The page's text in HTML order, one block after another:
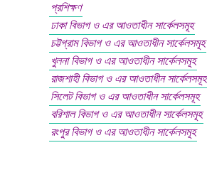
প্রশিক্ষণ
ঢাকা বিভাগ ও এর আওতাধীন সার্কেলসমূহ
চট্টগ্রাম বিভাগ ও এর আওতাধীন সার্কেলসমূহ
খুলনা বিভাগ ও এর আওতাধীন সার্কেলসমূহ
রাজশাহী বিভাগ ও এর আওতাধীন সার্কেলসমূহ
সিলেট বিভাগ ও এর আওতাধীন সার্কেলসমূহ
বরিশাল বিভাগ ও এর আওতাধীন সার্কেলসমূহ
রংপুর বিভাগ ও এর আওতাধীন সার্কেলসমূহ